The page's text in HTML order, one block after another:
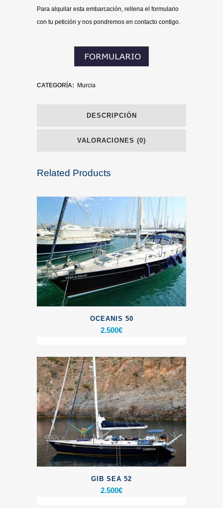
Para alquilar esta embarcación, rellena el formulario
con tu petición y nos pondremos en contacto contigo.
CATEGORÍA: Murcia
DESCRIPCIÓN
VALORACIONES (0)
Related Products
OCEANIS 50
2.500€
GIB SEA 52
2.500€